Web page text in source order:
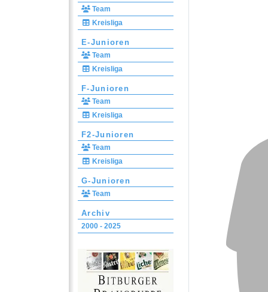
Team
Kreisliga
E-Junioren
Team
Kreisliga
F-Junioren
Team
Kreisliga
F2-Junioren
Team
Kreisliga
G-Junioren
Team
Archiv
2000 - 2025